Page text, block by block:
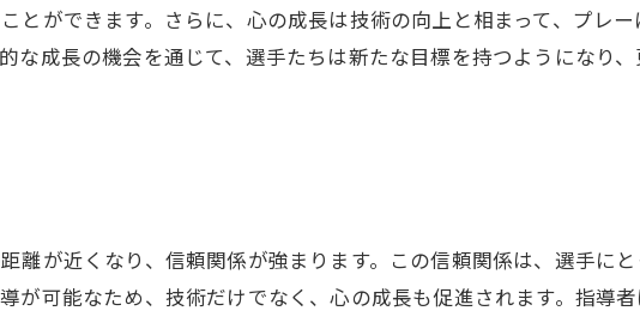
とができます。さらに、心の成長は技術の向上と相まって、プレ
な成長の機会を通じて、選手たちは新たな目標を持つようになり
離が近くなり、信頼関係が強まります。この信頼関係は、選手にと
が可能なため、技術だけでなく、心の成長も促進されます。指導